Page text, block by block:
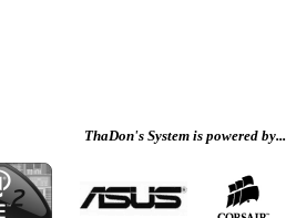
ThaDon's System is powered by...